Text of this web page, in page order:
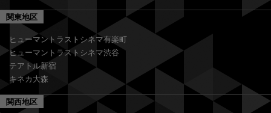
関東地区
ヒューマントラストシネマ有楽町
ヒューマントラストシネマ渋谷
テアトル新宿
キネカ大森
関西地区